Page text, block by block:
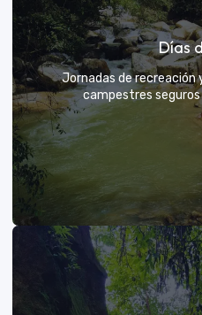
Rutas
Únete a la manada y
VER
Días
Jornadas de recreación
campestres